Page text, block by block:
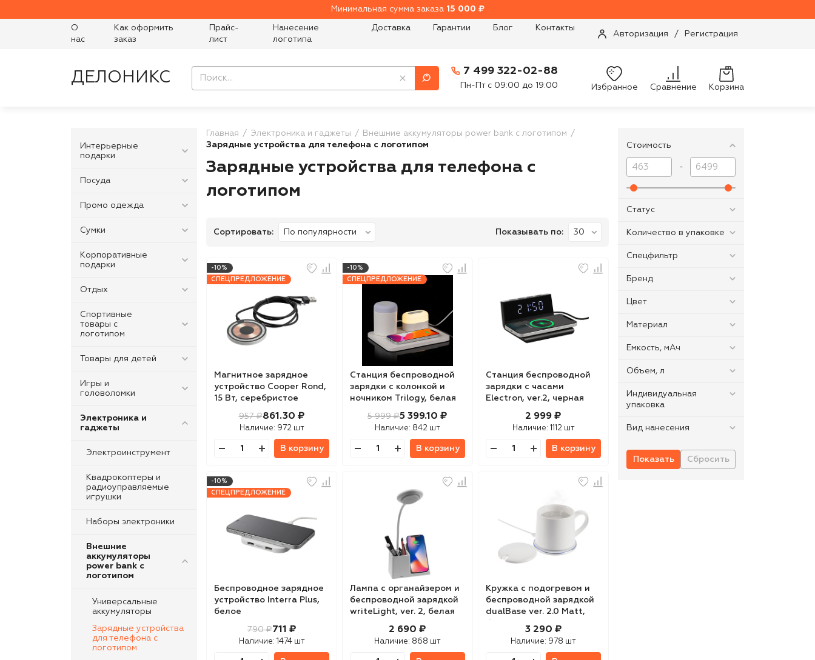
Минимальная сумма заказа 15 000 ₽
О
нас
Как оформить
заказ
Прайс-
лист
Нанесение
логотипа
Доставка Гарантии Блог Контакты
Авторизация / Регистрация
ДЕЛОНИКС 7 499 322-02-88
Пн-Пт с 09:00 до 19:00 Избранное Сравнение Корзина
Интерьерные
подарки
Посуда
Промо одежда
Сумки
Корпоративные
подарки
Отдых
Спортивные
товары с
логотипом
Товары для детей
Игры и
головоломки
Электроника и
гаджеты
Электроинструмент
Квадрокоптеры и
радиоуправляемые
игрушки
Наборы электроники
Внешние
аккумуляторы
power bank с
логотипом
Универсальные
аккумуляторы
Зарядные устройства
для телефона с
логотипом
Главная Электроника и гаджеты
Внешние аккумуляторы power bank с логотипом
Зарядные устройства для телефона с логотипом
Зарядные устройства для телефона с
логотипом
Сортировать: Показывать по:
-10%
СПЕЦПРЕДЛОЖЕНИЕ
Магнитное зарядное
устройство Cooper Rond,
15 Вт, серебристое
957 ₽861.30 ₽
Наличие: 972 шт
В корзину
-10%
СПЕЦПРЕДЛОЖЕНИЕ
Станция беспроводной
зарядки с колонкой и
ночником Trilogy, белая
5 999 ₽5 399.10 ₽
Наличие: 842 шт
В корзину
Станция беспроводной
зарядки с часами
Electron, ver.2, черная
2 999 ₽
Наличие: 1112 шт
В корзину
-10%
СПЕЦПРЕДЛОЖЕНИЕ
Беспроводное зарядное
устройство Interra Plus,
белое
790 ₽711 ₽
Наличие: 1474 шт
Лампа с органайзером и
беспроводной зарядкой
writeLight, ver. 2, белая
2 690 ₽
Наличие: 868 шт
Кружка с подогревом и
беспроводной зарядкой
dualBase ver. 2.0 Matt,
3 290 ₽
Наличие: 978 шт
Стоимость
-
Статус
Количество в упаковке
Спецфильтр
Бренд
Цвет
Материал
Емкость, мАч
Объем, л
Индивидуальная
упаковка
Вид нанесения